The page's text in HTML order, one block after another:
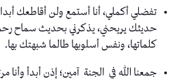
تفضلي أكملي، أنا أستمع ولن أقاطعك
حديثك يريحني، يذكرني بحديث سماح
كلماتها، ونفس أسلوبها طالما شبهتك بها.
جمعنا الله في الجنة آمين؛ إذن أبدأ وأنا